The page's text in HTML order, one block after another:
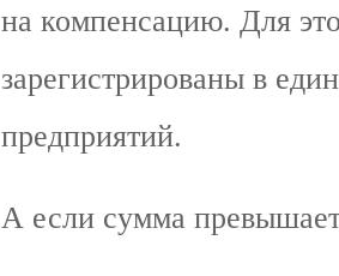
на компенсацию. Для
зарегистрированы в
предприятий.
А если сумма